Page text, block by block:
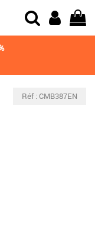
Réf : CMB387EN